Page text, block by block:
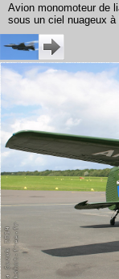
Avion monomoteur de
sous un ciel nuageux à